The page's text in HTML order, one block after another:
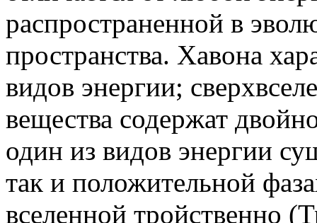
распространенной в
пространства. Хавона
видов энергии;
вещества содержат
один из видов энергии
так и положительной
вселенной тройственно